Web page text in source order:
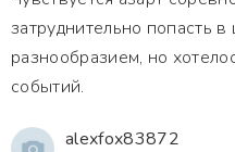
затруднительно попасть
разнообразием, но
событий.
alexfox83872